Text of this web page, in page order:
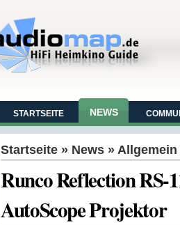
STARTSEITE NEWS
Startseite » News » Allgemein
Runco Reflection
AutoScope Projektor